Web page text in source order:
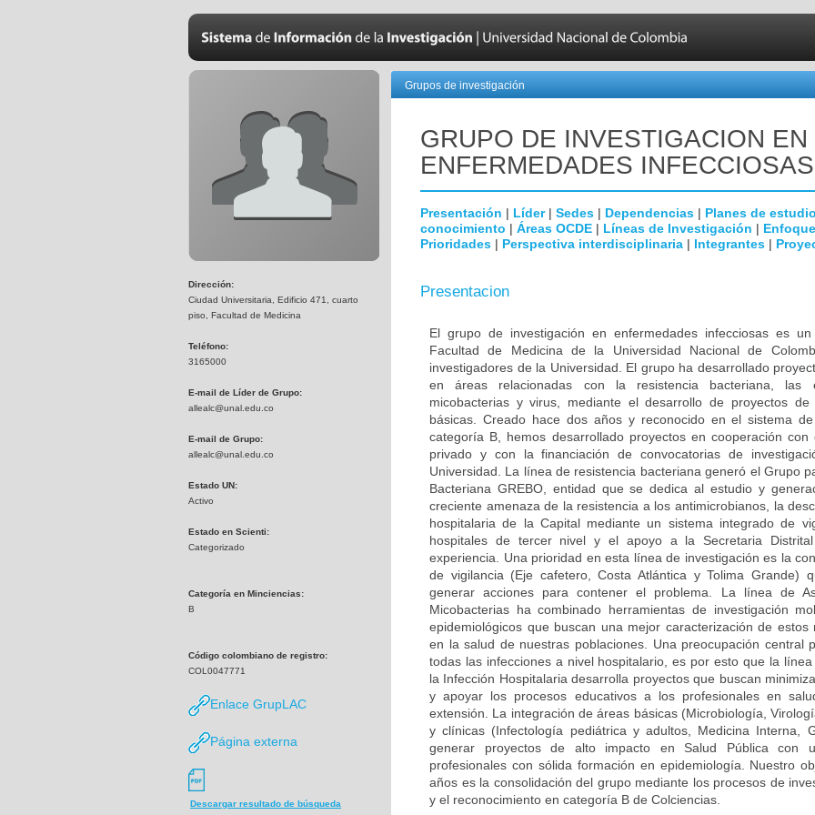
Dirección:
Ciudad Universitaria, Edificio 471, cuarto
piso, Facultad de Medicina
Teléfono:
3165000
E-mail de Líder de Grupo:
allealc@unal.edu.co
E-mail de Grupo:
allealc@unal.edu.co
Estado UN:
Activo
Estado en Scienti:
Categorizado
Categoría en Minciencias:
B
Código colombiano de registro:
COL0047771
Enlace GrupLAC
Página externa
Descargar resultado de búsqueda
Grupos de investigación
GRUPO DE INVESTIGACION EN
ENFERMEDADES INFECCIOSAS
Presentación | Líder| Sedes | Dependencias | Planes de
conocimiento | Áreas OCDE | Líneas de Investigación |
Prioridades | Perspectiva interdisciplinaria | Integrantes |
Presentacion
El grupo de investigación en enfermedades infecciosas es
Facultad de Medicina de la Universidad Nacional de
investigadores de la Universidad. El grupo ha desarrollado
en áreas relacionadas con la resistencia bacteriana, las
micobacterias y virus, mediante el desarrollo de proyectos
básicas. Creado hace dos años y reconocido en el sistema
categoría B, hemos desarrollado proyectos en cooperación
privado y con la financiación de convocatorias de
Universidad. La línea de resistencia bacteriana generó el Grupo
Bacteriana GREBO, entidad que se dedica al estudio y
creciente amenaza de la resistencia a los antimicrobianos, la
hospitalaria de la Capital mediante un sistema integrado de
hospitales de tercer nivel y el apoyo a la Secretaria
experiencia. Una prioridad en esta línea de investigación es la
de vigilancia (Eje cafetero, Costa Atlántica y Tolima Grande)
generar acciones para contener el problema. La línea de
Micobacterias ha combinado herramientas de investigación
epidemiológicos que buscan una mejor caracterización de
en la salud de nuestras poblaciones. Una preocupación central
todas las infecciones a nivel hospitalario, es por esto que la
la Infección Hospitalaria desarrolla proyectos que buscan
y apoyar los procesos educativos a los profesionales en
extensión. La integración de áreas básicas (Microbiología,
y clínicas (Infectología pediátrica y adultos, Medicina Interna,
generar proyectos de alto impacto en Salud Pública con
profesionales con sólida formación en epidemiología. Nuestro
años es la consolidación del grupo mediante los procesos de
y el reconocimiento en categoría B de Colciencias.